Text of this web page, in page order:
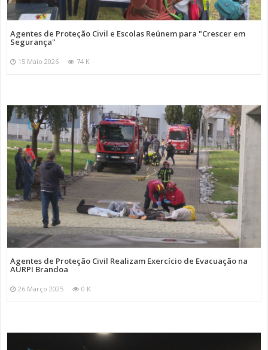
Agentes de Proteção Civil e Escolas Reúnem para "Crescer em
Segurança"
15 Maio 2026 74 K
Agentes de Proteção Civil Realizam Exercício de Evacuação na
AURPI Brandoa
26 Março 2025 0 K